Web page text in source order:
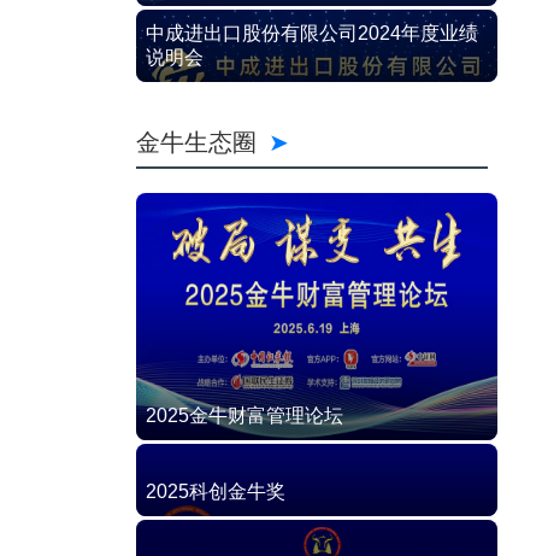
中成进出口股份有限公司2024年度业绩
说明会
金牛生态圈
2025金牛财富管理论坛
2025科创金牛奖